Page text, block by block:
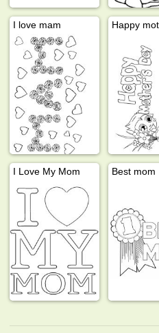
I love mam
I Love My Mom Best mom